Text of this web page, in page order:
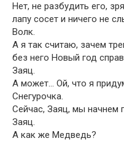
Нет, не разбудить его,
лапу сосет и ничего не
Волк.
А я так считаю, зачем
без него Новый год
Заяц.
А может… Ой, что я
Снегурочка.
Сейчас, Заяц, мы начнем
Заяц.
А как же Медведь?